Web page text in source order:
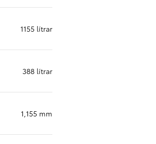
1155 lítrar
388 lítrar
1,155 mm